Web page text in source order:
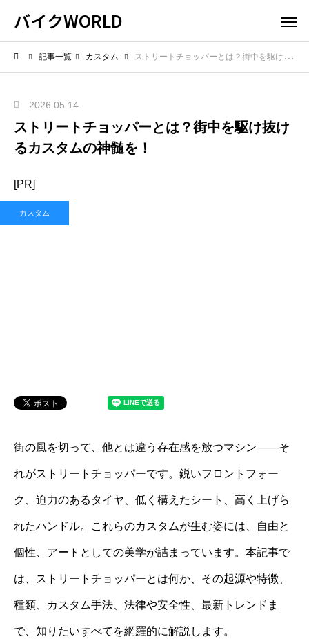
バイクWORLD
記事一覧 カスタム ストリートチョッパーとは？街中を駆け抜けるカスタムの神髄を！
2026.05.14
ストリートチョッパーとは？街中を駆け抜け
るカスタムの神髄を！
[PR]
カスタム
街の風を切って、他とは違う存在感を放つマシン――そ
れがストリートチョッパーです。鋭いフロントフォー
ク、迫力のあるタイヤ、低く構えたシート、高く上げら
れたハンドル。これらのカスタムが生む姿には、自由と
個性、アートとしての美学が詰まっています。本記事で
は、ストリートチョッパーとは何か、その起源や特徴、
種類、カスタム手法、法律や安全性、最新トレンドま
で、知りたいすべてを網羅的に解説します。